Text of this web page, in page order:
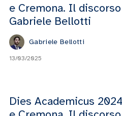
e Cremona. Il
Gabriele Bellotti
Gabriele Bellotti
13/03/2025
Dies Academicus